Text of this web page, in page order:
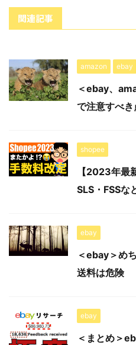
関連記事
amazon ebay
＜ebay、
で注意すべき
shopee
【2023年最
SLS・FSSな
ebay
＜ebay＞め
送料は危険
ebay
＜まとめ＞